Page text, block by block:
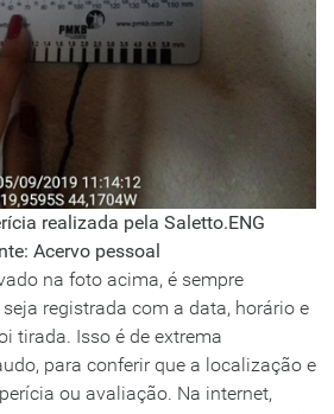
realizada pela Saletto.ENG
Acervo pessoal
na foto acima, é sempre
registrada com a data, horário e
tirada. Isso é de extrema
para conferir que a localização e
ou avaliação. Na internet,